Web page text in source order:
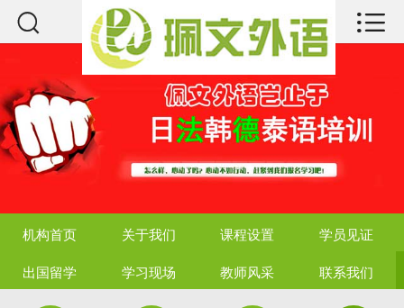
 机构首页
课程设置
学员见证
 
机构首页 关于我们 课程设置 学员见证
出国留学 学习现场 教师风采 联系我们